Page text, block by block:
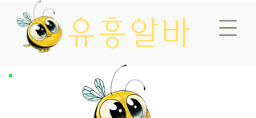
유흥알바